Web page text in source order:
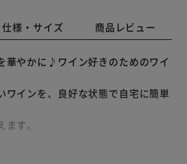
仕様・サイズ 商品レビュー
華やかに♪ワイン好きのためのワイ
ワインを、良好な状態で自宅に簡単
す。